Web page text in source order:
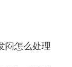
闷怎么处理